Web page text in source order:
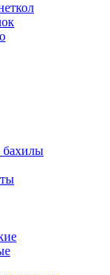
бахилы